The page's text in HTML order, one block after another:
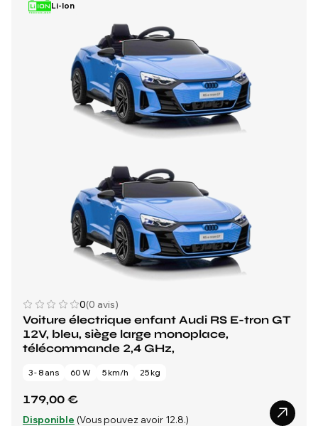
Li-Ion
0(0 avis)
Voiture électrique enfant Audi RS E-tron GT
12V, bleu, siège large monoplace,
télécommande 2,4 GHz,
3 - 8 ans 60 W 5 km/h 25 kg
179,00 €
Disponible (Vous pouvez avoir 12.8.)